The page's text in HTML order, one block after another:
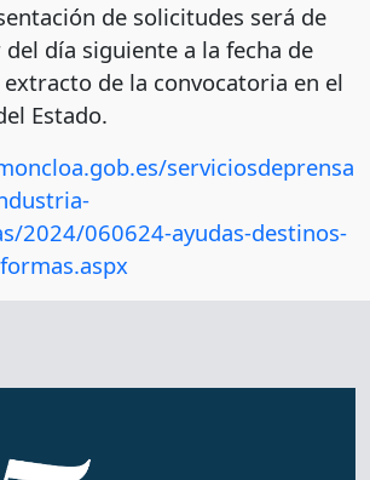
de solicitudes será de
día siguiente a la fecha de
de la convocatoria en el
Estado.
serviciosdeprensa
2024/060624-ayudas-destinos-